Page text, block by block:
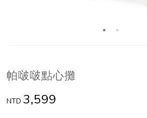
帕啵啵點心攤
NTD3,599